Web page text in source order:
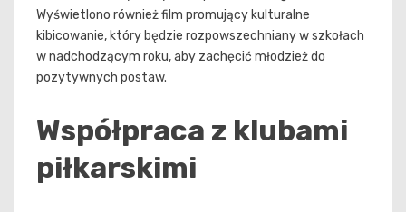
Wyświetlono również film promujący kulturalne
kibicowanie, który będzie rozpowszechniany w szkołach
w nadchodzącym roku, aby zachęcić młodzież do
pozytywnych postaw.
Współpraca z klubami
piłkarskimi